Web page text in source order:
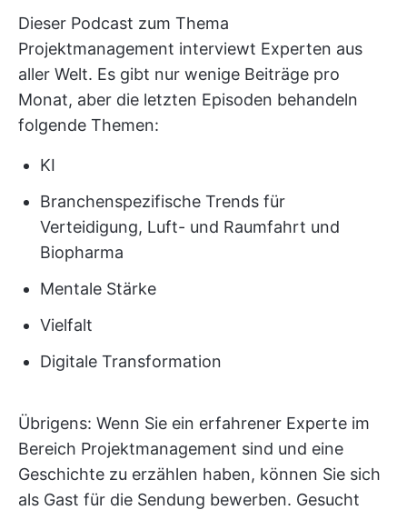
Dieser Podcast zum Thema
Projektmanagement interviewt Experten aus
aller Welt. Es gibt nur wenige Beiträge pro
Monat, aber die letzten Episoden behandeln
folgende Themen:
KI
Branchenspezifische Trends für
Verteidigung, Luft- und Raumfahrt und
Biopharma
Mentale Stärke
Vielfalt
Digitale Transformation
Übrigens: Wenn Sie ein erfahrener Experte im
Bereich Projektmanagement sind und eine
Geschichte zu erzählen haben, können Sie sich
als Gast für die Sendung bewerben. Gesucht